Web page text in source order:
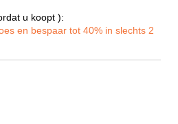
u koopt ):
en bespaar tot 40% in slechts 2